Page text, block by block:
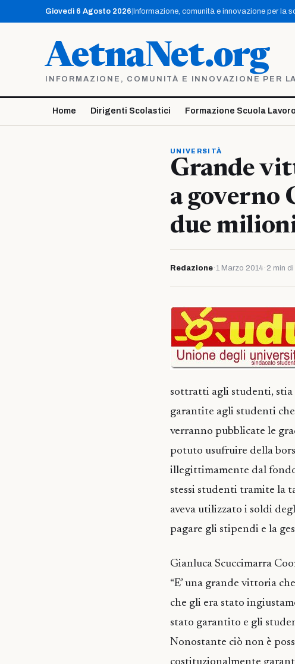
contenuto
Giovedì 6 Agosto 2026 Informazione, comunità e innovazione per la
AetnaNet.org
INFORMAZIONE, COMUNITÀ E INNOVAZIONE PER
Home Dirigenti Scolastici Formazione Scuola Lavoro
UNIVERSITÀ
Grande
a governo
due
Redazione·1 Marzo 2014 · 2 min
sottratti agli studenti, stia
garantite agli studenti
verranno pubblicate le
potuto usufruire della
illegittimamente dal
stessi studenti tramite la
aveva utilizzato i soldi
pagare gli stipendi e la
Gianluca Scuccimarra
“E’ una grande vittoria
che gli era stato
stato garantito e gli
Nonostante ciò non è
costituzionalmente